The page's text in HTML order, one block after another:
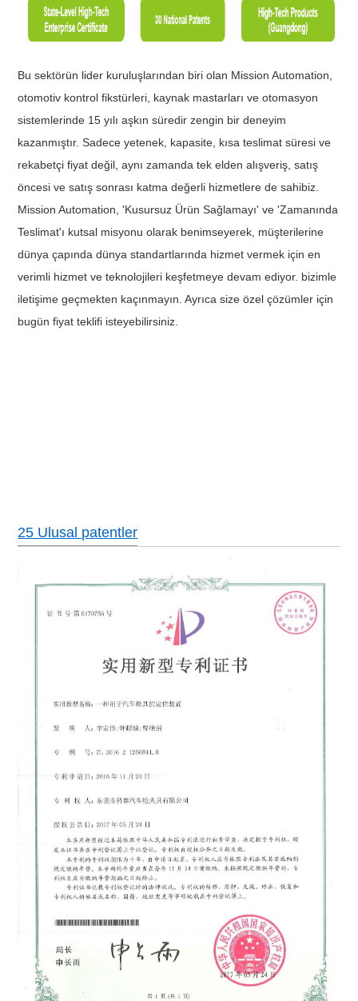
Bu sektörün lider kuruluşlarından biri olan Mission Automation,
otomotiv kontrol fikstürleri, kaynak mastarları ve otomasyon
sistemlerinde 15 yılı aşkın süredir zengin bir deneyim
kazanmıştır. Sadece yetenek, kapasite, kısa teslimat süresi ve
rekabetçi fiyat değil, aynı zamanda tek elden alışveriş, satış
öncesi ve satış sonrası katma değerli hizmetlere de sahibiz.
Mission Automation, 'Kusursuz Ürün Sağlamayı' ve 'Zamanında
Teslimat'ı kutsal misyonu olarak benimseyerek, müşterilerine
dünya çapında dünya standartlarında hizmet vermek için en
verimli hizmet ve teknolojileri keşfetmeye devam ediyor. bizimle
iletişime geçmekten kaçınmayın. Ayrıca size özel çözümler için
bugün fiyat teklifi isteyebilirsiniz.
25 Ulusal patentler